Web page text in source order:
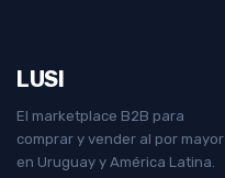
LUSI
El marketplace B2B para
comprar y vender al por mayor
en Uruguay y América Latina.